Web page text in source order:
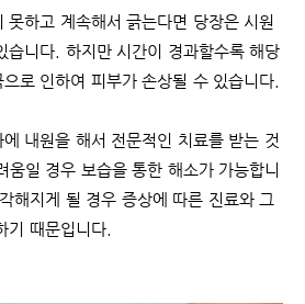
못하고 계속해서 긁는다면 당장은 시원
습니다. 하지만 시간이 경과할수록 해당
로 인하여 피부가 손상될 수 있습니다.
내원을 해서 전문적인 치료를 받는 것
움일 경우 보습을 통한 해소가 가능합니
해지게 될 경우 증상에 따른 진료와 그
기 때문입니다.